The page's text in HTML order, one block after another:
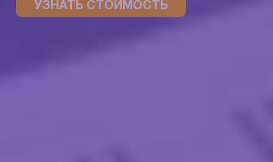
УЗНАТЬ СТОИМОСТЬ